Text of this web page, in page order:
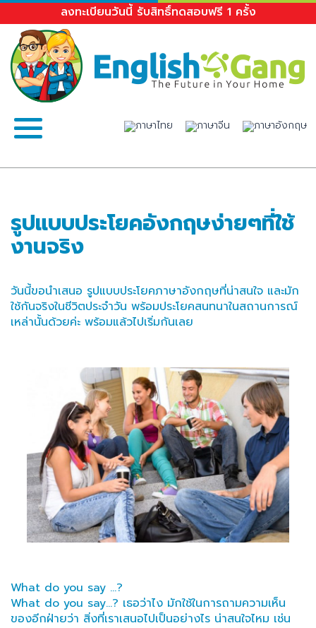
ลงทะเบียนวันนี้ รับสิทธิ์ทดสอบฟรี 1 ครั้ง
รูปแบบประโยคอังกฤษง่ายๆที่ใช้
งานจริง
วันนี้ขอนำเสนอ รูปแบบประโยคภาษาอังกฤษที่น่าสนใจ และมัก
ใช้กันจริงในชีวิตประจำวัน พร้อมประโยคสนทนาในสถานการณ์
เหล่านั้นด้วยค่ะ พร้อมแล้วไปเริ่มกันเลย
What do you say …?
What do you say…? เธอว่าไง มักใช้ในการถามความเห็น
ของอีกฝ่ายว่า สิ่งที่เราเสนอไปเป็นอย่างไร น่าสนใจไหม เช่น